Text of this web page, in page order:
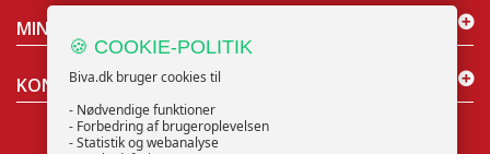
MIN KONTO
KONTAKT OS
🍪 COOKIE-POLITIK
Biva.dk bruger cookies til
- Nødvendige funktioner
- Forbedring af brugeroplevelsen
- Statistik og webanalyse